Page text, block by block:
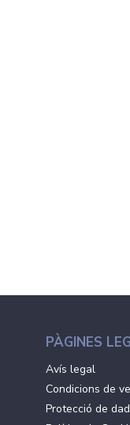
PÀGINES
Avís legal
Condicions de
Protecció de